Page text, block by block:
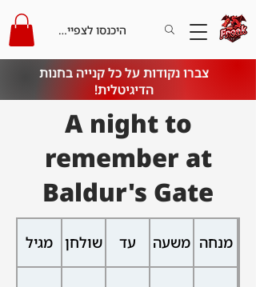
צברו נקודות על כל קנייה בחנות
הדיגיטלית!
היכנסו לצפייה בקרדיט
A night to
remember at
Baldur's Gate
מנחה משעה עד שולחן מגיל